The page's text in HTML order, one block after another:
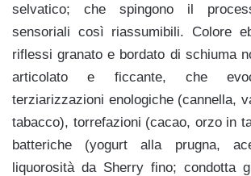
selvatico; che spingono il
sensoriali così riassumibili. Colore
riflessi granato e bordato di schiuma
articolato e ficcante, che
terziarizzazioni enologiche (cannella,
tabacco), torrefazioni (cacao, orzo in
batteriche (yogurt alla prugna,
liquorosità da Sherry fino; condotta